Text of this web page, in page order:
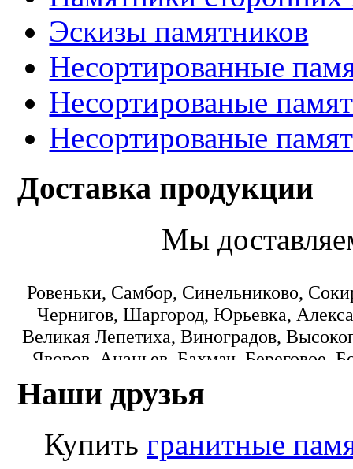
Эскизы памятников
Несортированные
Несортированые
Несортированые
Доставка продукции
Мы
Ровеньки, Самбор, Синельниково,
Чернигов, Шаргород, Юрьевка,
Великая Лепетиха, Виноградов,
Яворов, Ананьев, Бахмач, Береговое,
Коминтерновское, Краматорск,
Пологи, Радомишль, Рокитное,
Наши друзья
Купить гранитные